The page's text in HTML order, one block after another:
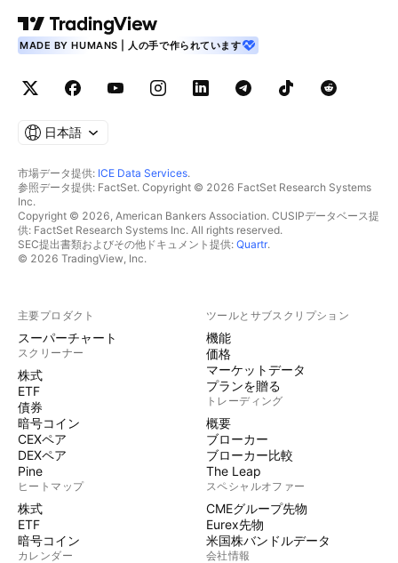
MADE BY HUMANS | 人の手で作られています
日本語
市場データ提供: ICE Data Services.
参照データ提供: FactSet. Copyright © 2026 FactSet Research Systems
Inc.
Copyright © 2026, American Bankers Association. CUSIPデータベース提
供: FactSet Research Systems Inc. All rights reserved.
SEC提出書類およびその他ドキュメント提供: Quartr.
© 2026 TradingView, Inc.
主要プロダクト
スーパーチャート
スクリーナー
株式
ETF
債券
暗号コイン
CEXペア
DEXペア
Pine
ヒートマップ
株式
ETF
暗号コイン
カレンダー
ツールとサブスクリプション
機能
価格
マーケットデータ
プランを贈る
トレーディング
概要
ブローカー
ブローカー比較
The Leap
スペシャルオファー
CMEグループ先物
Eurex先物
米国株バンドルデータ
会社情報